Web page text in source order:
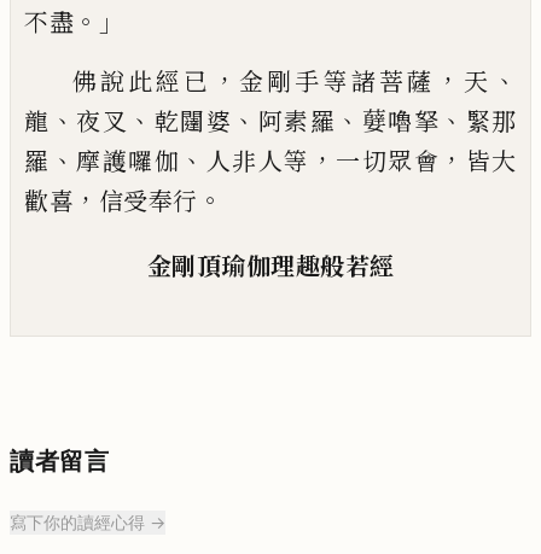
不盡 。」
佛說此經已 ， 金剛手等諸菩薩 ， 天 、
龍 、 夜叉 、 乾闥婆 、 阿素羅 、 㜸嚕拏 、 緊那
羅 、 摩護囉伽 、 人非人等 ， 一切眾會 ， 皆大
歡喜 ， 信受奉行 。
金剛頂瑜伽理趣般若經
讀者留言
寫下你的讀經心得 →